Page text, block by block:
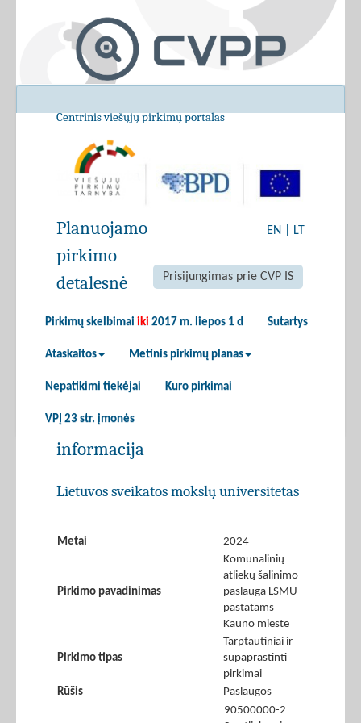
Centrinis viešųjų pirkimų portalas
EN LT
Prisijungimas prie CVP IS
Pirkimų skelbimai iki 2017 m. liepos 1 d Sutartys
Ataskaitos Metinis pirkimų planas
Nepatikimi tiekėjai Kuro pirkimai
VPĮ 23 str. įmonės
Planuojamo
pirkimo
detalesnė
informacija
Lietuvos sveikatos mokslų universitetas
Metai 2024
Pirkimo pavadinimas
Komunalinių
atliekų šalinimo
paslauga LSMU
pastatams
Kauno mieste
Pirkimo tipas
Tarptautiniai ir
supaprastinti
pirkimai
Rūšis
Paslaugos
90500000-2